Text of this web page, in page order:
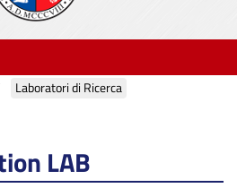
Laboratori di Ricerca
LAB